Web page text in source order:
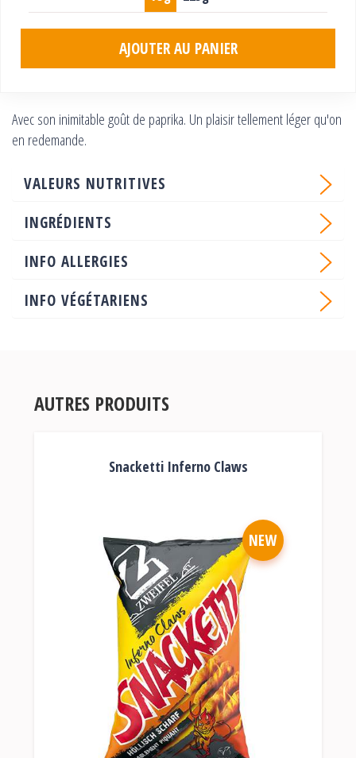
AJOUTER AU PANIER
Avec son inimitable goût de paprika. Un plaisir tellement léger qu'on
en redemande.
VALEURS NUTRITIVES
INGRÉDIENTS
INFO ALLERGIES
INFO VÉGÉTARIENS
AUTRES PRODUITS
Snacketti Inferno Claws
NEW